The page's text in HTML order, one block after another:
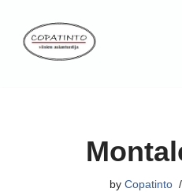
Skip
by Copatinto